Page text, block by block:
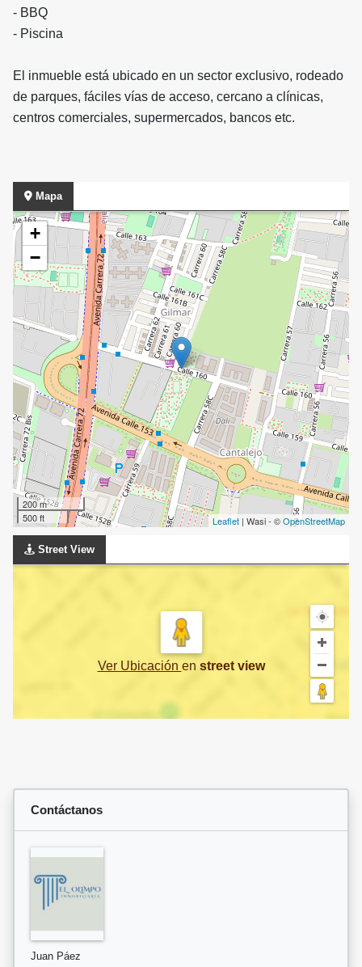
- BBQ
- Piscina
El inmueble está ubicado en un sector exclusivo, rodeado
de parques, fáciles vías de acceso, cercano a clínicas,
centros comerciales, supermercados, bancos etc.
Mapa
+
−
200 m
500 ft
Leaflet | Wasi - ©OpenStreetMap
Street View
Ver Ubicación en street view
Contáctanos
Juan Páez